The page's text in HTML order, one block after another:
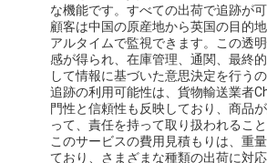
な機能です。すべての出荷で追跡が可
顧客は中国の原産地から英国の目的
アルタイムで監視できます。この透
感が得られ、在庫管理、通関、最終
して情報に基づいた意思決定を行う
追跡の利用可能性は、貨物輸送業者
門性と信頼性も反映しており、商品
って、責任を持って取り扱われること
このサービスの費用見積もりは、重
ており、さまざまな種類の出荷に対